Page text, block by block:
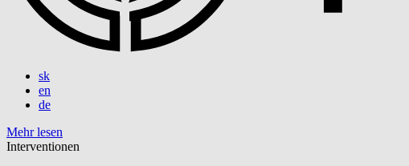
sk
en
de
Mehr lesen
Interventionen